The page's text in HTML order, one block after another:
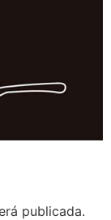
publicada.